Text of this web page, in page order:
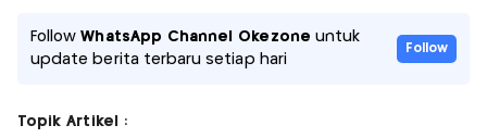
FollowWhatsApp Channel Okezone untuk
update berita terbaru setiap hari
Follow
Topik Artikel :